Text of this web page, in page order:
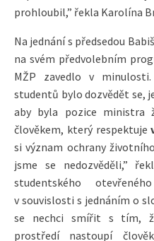
prohloubil,” řekla Karolína
Na jednání s předsedou
na svém předvolebním
MŽP zavedlo v
studentů bylo dozvědět se,
aby byla pozice ministra
člověkem, který respektuje
si význam ochrany
jsme se nedozvěděli,”
studentského
v souvislosti s jednáním o
se nechci smířit s tím,
prostředí nastoupí